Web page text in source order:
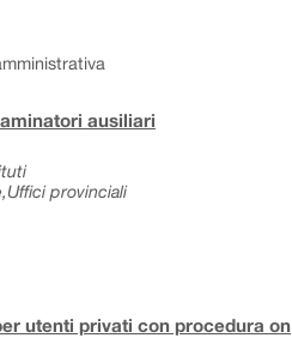
ausiliari
provinciali
utenti privati con procedura on